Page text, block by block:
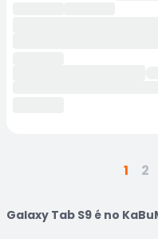
1 2
Galaxy Tab S9 é no